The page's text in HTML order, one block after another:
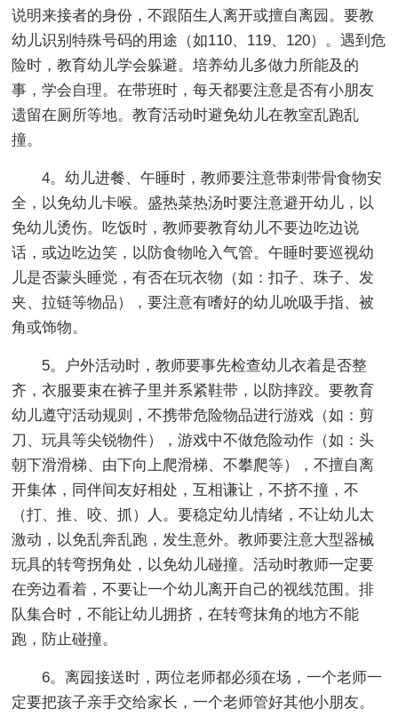
说明来接者的身份，不跟陌生人离开或擅自离园。要教
幼儿识别特殊号码的用途（如110、119、120）。遇到危
险时，教育幼儿学会躲避。培养幼儿多做力所能及的
事，学会自理。在带班时，每天都要注意是否有小朋友
遗留在厕所等地。教育活动时避免幼儿在教室乱跑乱
撞。
4。幼儿进餐、午睡时，教师要注意带刺带骨食物安
全，以免幼儿卡喉。盛热菜热汤时要注意避开幼儿，以
免幼儿烫伤。吃饭时，教师要教育幼儿不要边吃边说
话，或边吃边笑，以防食物呛入气管。午睡时要巡视幼
儿是否蒙头睡觉，有否在玩衣物（如：扣子、珠子、发
夹、拉链等物品），要注意有嗜好的幼儿吮吸手指、被
角或饰物。
5。户外活动时，教师要事先检查幼儿衣着是否整
齐，衣服要束在裤子里并系紧鞋带，以防摔跤。要教育
幼儿遵守活动规则，不携带危险物品进行游戏（如：剪
刀、玩具等尖锐物件），游戏中不做危险动作（如：头
朝下滑滑梯、由下向上爬滑梯、不攀爬等），不擅自离
开集体，同伴间友好相处，互相谦让，不挤不撞，不
（打、推、咬、抓）人。要稳定幼儿情绪，不让幼儿太
激动，以免乱奔乱跑，发生意外。教师要注意大型器械
玩具的转弯拐角处，以免幼儿碰撞。活动时教师一定要
在旁边看着，不要让一个幼儿离开自己的视线范围。排
队集合时，不能让幼儿拥挤，在转弯抹角的地方不能
跑，防止碰撞。
6。离园接送时，两位老师都必须在场，一个老师一
定要把孩子亲手交给家长，一个老师管好其他小朋友。